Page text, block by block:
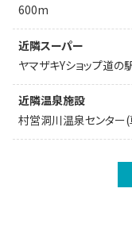
600m
近隣スーパー
ヤマザキYショップ道
近隣温泉施設
村営洞川温泉センター